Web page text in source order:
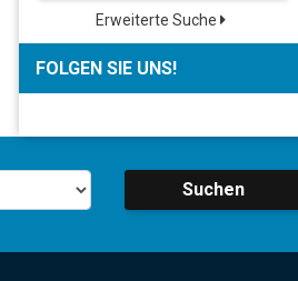
Erweiterte Suche
FOLGEN SIE UNS!
Suchen